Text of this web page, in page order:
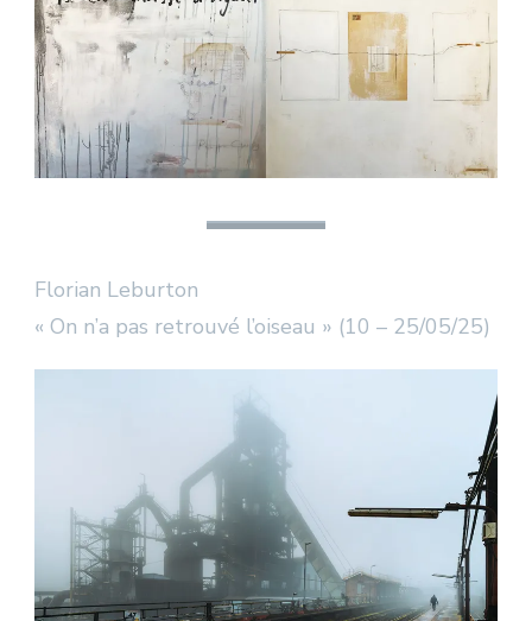
Florian Leburton
« On n’a pas retrouvé l’oiseau » (10 – 25/05/25)